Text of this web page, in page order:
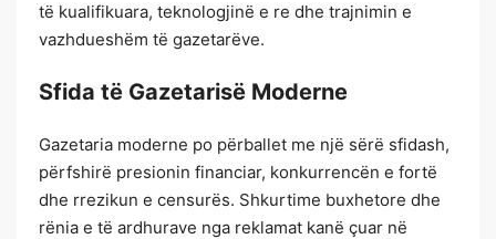
të kualifikuara, teknologjinë e re dhe trajnimin e
vazhdueshëm të gazetarëve.
Sfida të Gazetarisë Moderne
Gazetaria moderne po përballet me një sërë sfidash,
përfshirë presionin financiar, konkurrencën e fortë
dhe rrezikun e censurës. Shkurtime buxhetore dhe
rënia e të ardhurave nga reklamat kanë çuar në